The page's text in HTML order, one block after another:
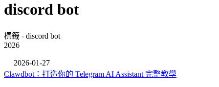
discord bot
標籤 - discord bot
2026
2026-01-27
Clawdbot：打造你的 Telegram AI Assistant 完整教學